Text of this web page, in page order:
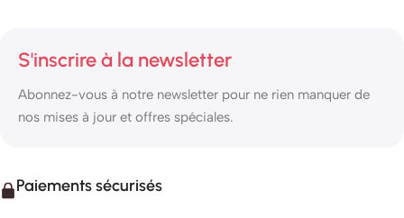
S'inscrire à la newsletter
Abonnez-vous à notre newsletter pour ne rien manquer de
nos mises à jour et offres spéciales.
Paiements sécurisés